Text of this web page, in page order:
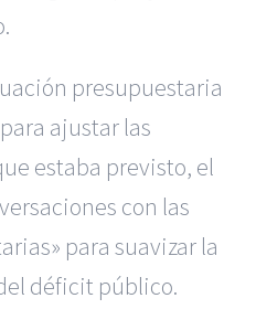
presupuestaria
ajustar las
estaba previsto, el
con las
para suavizar la
déficit público.